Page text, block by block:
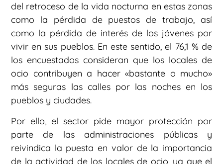
del retroceso de la vida nocturna en estas zonas
como la pérdida de puestos de trabajo, así
como la pérdida de interés de los jóvenes por
vivir en sus pueblos. En este sentido, el 76,1 % de
los encuestados consideran que los locales de
ocio contribuyen a hacer «bastante o mucho»
más seguras las calles por las noches en los
pueblos y ciudades.
Por ello, el sector pide mayor protección por
parte de las administraciones públicas y
reivindica la puesta en valor de la importancia
de la actividad de los locales de ocio, ya que el